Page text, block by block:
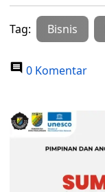
Tag: Bisnis
0 Komentar